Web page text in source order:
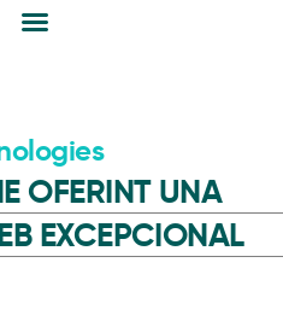
OFERINT UNA
EXCEPCIONAL